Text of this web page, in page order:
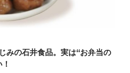
みの石井食品。実は“お弁当の